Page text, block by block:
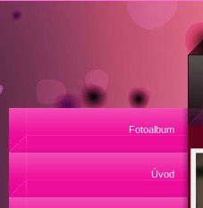
Fotoalbum
Úvod